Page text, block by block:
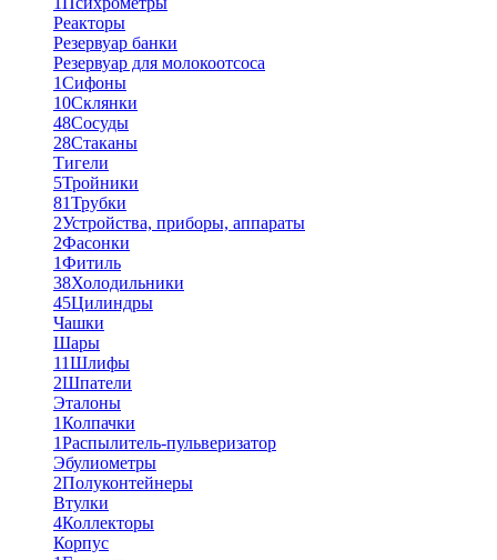
Реакторы
Резервуар банки
Резервуар для молокоотсоса
1Сифоны
10Склянки
48Сосуды
28Стаканы
Тигели
5Тройники
81Трубки
2Устройства, приборы, аппараты
2Фасонки
1Фитиль
38Холодильники
45Цилиндры
Чашки
Шары
11Шлифы
2Шпатели
Эталоны
1Колпачки
1Распылитель-пульверизатор
Эбулиометры
2Полуконтейнеры
Втулки
4Коллекторы
Корпус